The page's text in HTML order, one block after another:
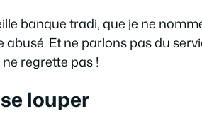
banque tradi, que je ne
Et ne parlons pas du
ne regrette pas !
louper